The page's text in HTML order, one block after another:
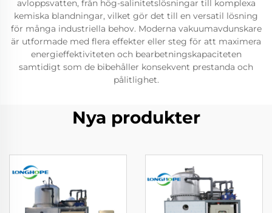
avloppsvatten, från hög-salinitetslösningar till komplexa
kemiska blandningar, vilket gör det till en versatil lösning
för många industriella behov. Moderna vakuumavdunskare
är utformade med flera effekter eller steg för att maximera
energieffektiviteten och bearbetningskapaciteten
samtidigt som de bibehåller konsekvent prestanda och
pålitlighet.
Nya produkter